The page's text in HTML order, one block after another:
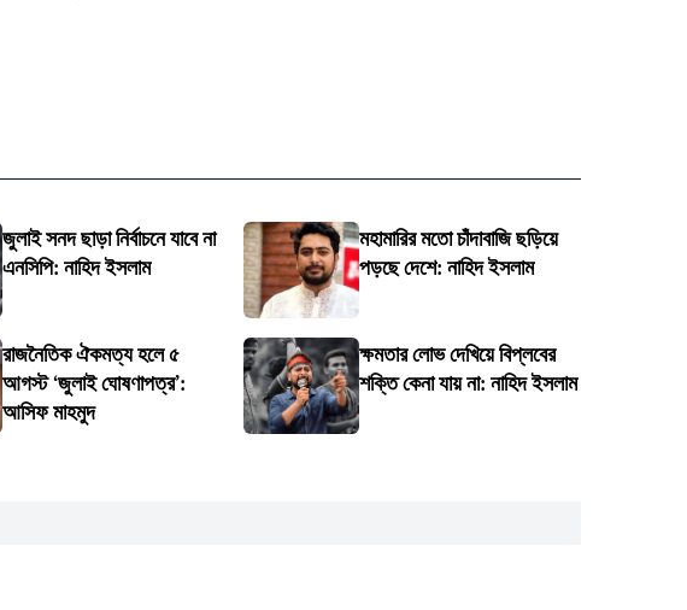
জুলাই সনদ ছাড়া নির্বাচনে যাবে না
এনসিপি: নাহিদ ইসলাম
মহামারির মতো চাঁদাবাজি ছড়িয়ে
পড়ছে দেশে: নাহিদ ইসলাম
রাজনৈতিক ঐকমত্য হলে ৫
আগস্ট ‘জুলাই ঘোষণাপত্র’:
আসিফ মাহমুদ
ক্ষমতার লোভ দেখিয়ে বিপ্লবের
শক্তি কেনা যায় না: নাহিদ ইসলাম